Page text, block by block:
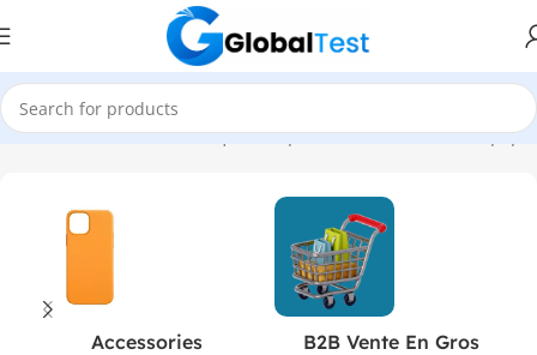
Produits identifiés “Masque anti poussière FFP2 sans soupape”
Accessories
B2B Vente En Gros